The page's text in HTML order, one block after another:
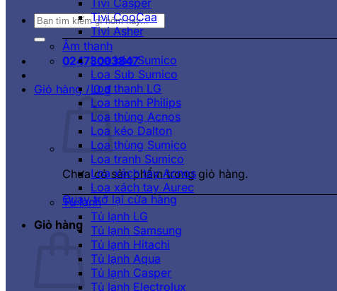
Tìm
02473003847
Giỏ hàng /0₫
Chưa có sản phẩm trong giỏ hàng.
Quay trở lại cửa hàng
Giỏ hàng
Tivi Casper
Tivi CooCaa
Tivi Asher
Âm thanh
Loa kéo Sumico
Loa Sub Sumico
Loa thanh LG
Loa thanh Philips
Loa thùng Acnos
Loa kéo Dalton
Loa thùng Sumico
Loa tranh Sumico
Loa xách tay Acnos
Loa xách tay Aurec
Tủ lạnh
Tủ lạnh LG
Tủ lạnh Samsung
Tủ lạnh Hitachi
Tủ lạnh Aqua
Tủ lạnh Casper
Tủ lạnh Electrolux